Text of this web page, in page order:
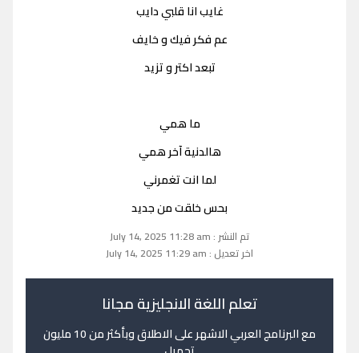
غايب انا قلبي دايب
عم فكر فيك و خايف
تبعد اكتر و تزيد
ما همي
هالدنية آخر همي
لما انت تغمرني
بحس خلقت من جديد
تم النشر : July 14, 2025 11:28 am
اخر تعديل : July 14, 2025 11:29 am
تعلم اللغة الانجليزية مجانا
مع البرنامج العربي الاشهر على الاطلاق وبأكثر من 10 مليون